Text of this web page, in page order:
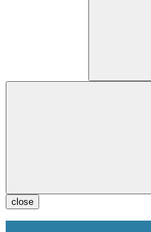
close